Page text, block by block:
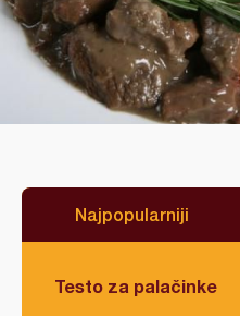
Najpopularniji
Testo za palačinke